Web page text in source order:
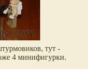
тут -
4 минифигурки.